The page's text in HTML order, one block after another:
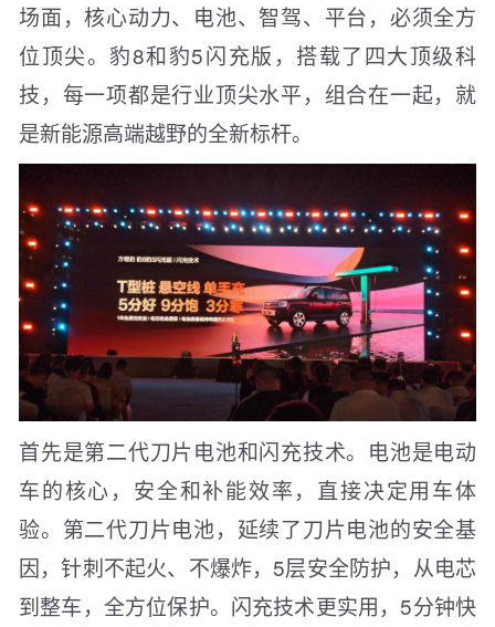
场面，核心动力、电池、智驾、平台，必须全方
位顶尖。豹8和豹5闪充版，搭载了四大顶级科
技，每一项都是行业顶尖水平，组合在一起，就
是新能源高端越野的全新标杆。
首先是第二代刀片电池和闪充技术。电池是电动
车的核心，安全和补能效率，直接决定用车体
验。第二代刀片电池，延续了刀片电池的安全基
因，针刺不起火、不爆炸，5层安全防护，从电芯
到整车，全方位保护。闪充技术更实用，5分钟快